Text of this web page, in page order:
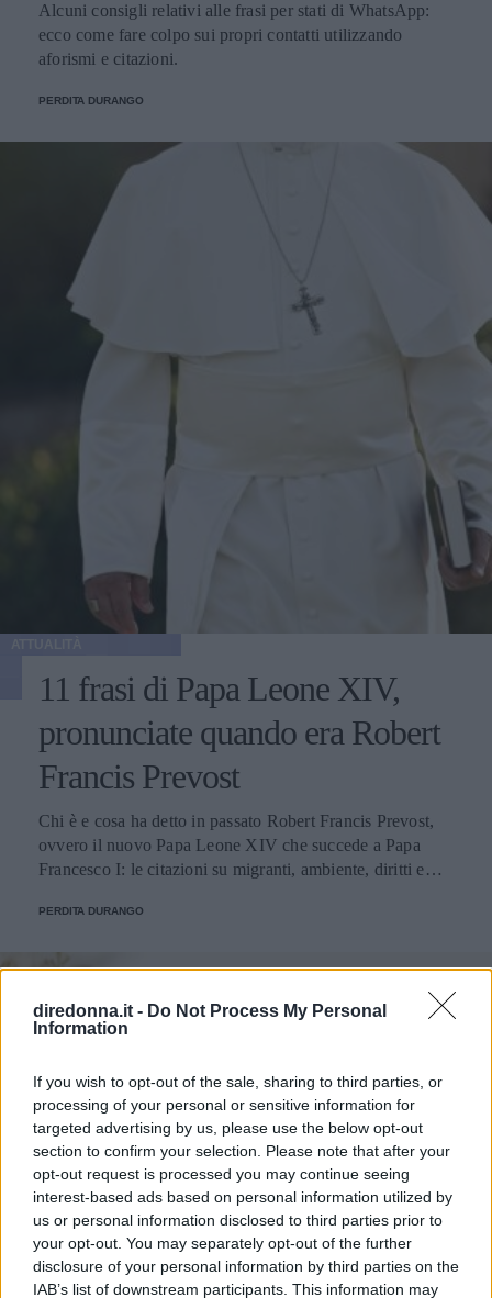
diredonna.it - Do Not Process My Personal
Information
If you wish to opt-out of the sale, sharing to third parties, or
processing of your personal or sensitive information for
targeted advertising by us, please use the below opt-out
section to confirm your selection. Please note that after your
opt-out request is processed you may continue seeing
interest-based ads based on personal information utilized by
us or personal information disclosed to third parties prior to
your opt-out. You may separately opt-out of the further
disclosure of your personal information by third parties on the
IAB’s list of downstream participants. This information may
Alcuni consigli relativi alle frasi per stati di WhatsApp:
ecco come fare colpo sui propri contatti utilizzando
aforismi e citazioni.
PERDITA DURANGO
11 frasi di Papa Leone XIV,
pronunciate quando era Robert
Francis Prevost
Chi è e cosa ha detto in passato Robert Francis Prevost,
ovvero il nuovo Papa Leone XIV che succede a Papa
Francesco I: le citazioni su migranti, ambiente, diritti e
PERDITA DURANGO